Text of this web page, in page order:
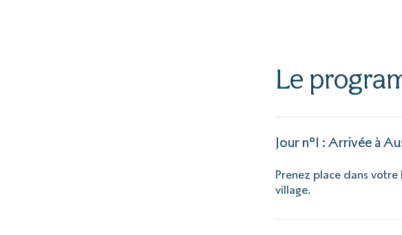
Le
Jour n°1 : Arrivée à
Prenez place dans
village.